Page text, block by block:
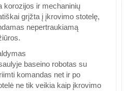
korozijos ir mechaninių
grįžta į įkrovimo stotelę,
nepertraukiamą
baseino robotas su
komandas net ir po
ne tik veikia kaip įkrovimo